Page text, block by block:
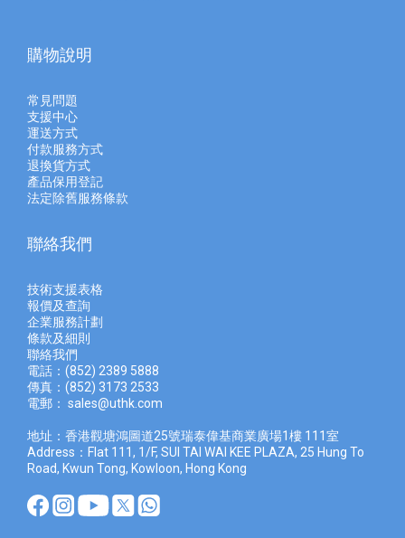
購物說明
常見問題
支援中心
運送方式
付款服務方式
退換貨方式
產品保用登記
法定除舊服務條款
聯絡我們
技術支援表格
報價及查詢
企業服務計劃
條款及細則
聯絡我們
電話：(852) 2389 5888
傳真：(852) 3173 2533
電郵： sales@uthk.com
地址：香港觀塘鴻圖道25號瑞泰偉基商業廣場1樓 111室
Address：Flat 111, 1/F, SUI TAI WAI KEE PLAZA, 25 Hung To
Road, Kwun Tong, Kowloon, Hong Kong